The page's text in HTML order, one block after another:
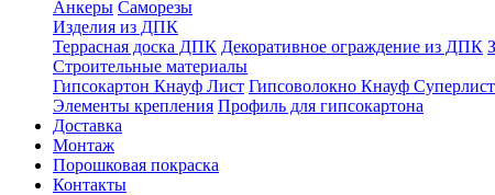
Анкеры Саморезы
Изделия из ДПК
Террасная доска ДПК Декоративное ограждение из ДПК
Строительные материалы
Гипсокартон Кнауф Лист Гипсоволокно Кнауф Суперлист
Элементы крепления Профиль для гипсокартона
Доставка
Монтаж
Порошковая покраска
Контакты